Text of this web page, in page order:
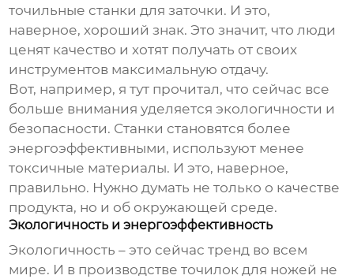
точильные станки для заточки. И это,
наверное, хороший знак. Это значит, что люди
ценят качество и хотят получать от своих
инструментов максимальную отдачу.
Вот, например, я тут прочитал, что сейчас все
больше внимания уделяется экологичности и
безопасности. Станки становятся более
энергоэффективными, используют менее
токсичные материалы. И это, наверное,
правильно. Нужно думать не только о качестве
продукта, но и об окружающей среде.
Экологичность и энергоэффективность
Экологичность – это сейчас тренд во всем
мире. И в производстве точилок для ножей не